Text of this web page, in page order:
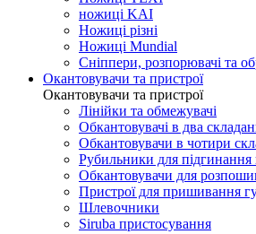
ножиці KAI
Ножиці різні
Ножиці Mundial
Сніппери, розпорювачі та
Окантовувачи та пристрої
Окантовувачи та пристрої
Лінійки та обмежувачі
Обкантовувачі в два
Обкантовувачи в чотири
Рубильники для
Обкантовувачи для
Пристрої для пришивання
Шлевочники
Siruba пристосування